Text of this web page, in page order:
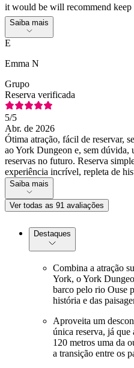
it would be will recommend
Saiba mais
E
Emma N
Grupo
Reserva verificada
5/5
Abr. de 2026
Ótima atração, fácil de reservar,
ao York Dungeon e, sem dúvida,
reservas no futuro. Reserva
experiência incrível, repleta de
Saiba mais
Ver todas as 91 avaliações
Destaques
Combina a atração
York, o York
barco pelo rio Ouse
história e das
Aproveita um
única reserva, já que
120 metros uma da
a transição entre os